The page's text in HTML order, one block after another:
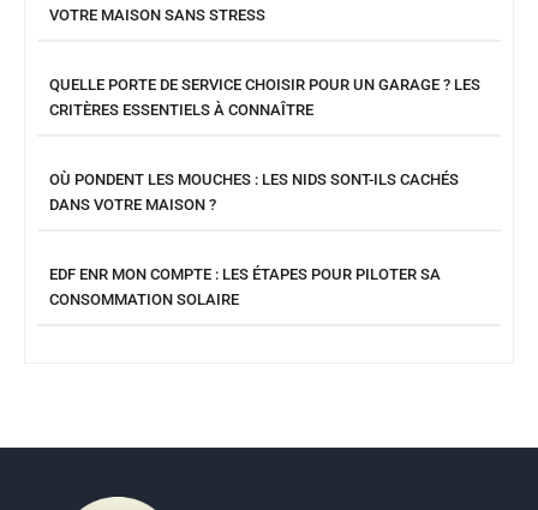
VOTRE MAISON SANS STRESS
QUELLE PORTE DE SERVICE CHOISIR POUR UN GARAGE ? LES
CRITÈRES ESSENTIELS À CONNAÎTRE
OÙ PONDENT LES MOUCHES : LES NIDS SONT-ILS CACHÉS
DANS VOTRE MAISON ?
EDF ENR MON COMPTE : LES ÉTAPES POUR PILOTER SA
CONSOMMATION SOLAIRE